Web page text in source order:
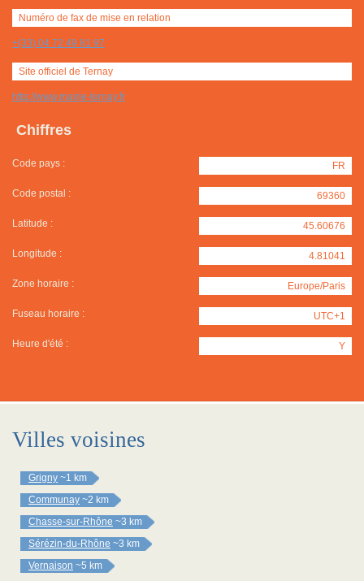
Numéro de fax de mise en relation
+(33) 04 72 49 81 97
Site officiel de Ternay
http://www.mairie-ternay.fr
Chiffres
Code pays : FR
Code postal : 69360
Latitude : 45.60676
Longitude : 4.81041
Zone horaire : Europe/Paris
Fuseau horaire : UTC+1
Heure d'été : Y
Villes voisines
Grigny ~1 km
Communay ~2 km
Chasse-sur-Rhône ~3 km
Sérézin-du-Rhône ~3 km
Vernaison ~5 km